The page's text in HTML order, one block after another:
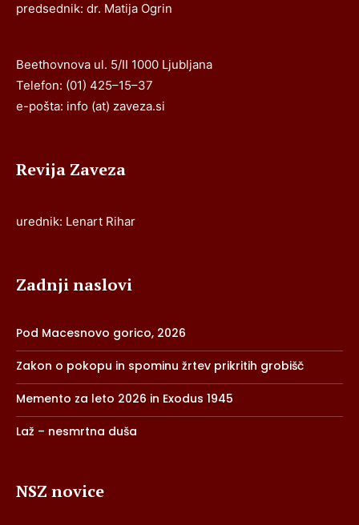
predsednik: dr. Matija Ogrin
Beethovnova ul. 5/II 1000 Ljubljana
Telefon: (01) 425–15–37
e-pošta: info (at) zaveza.si
Revija Zaveza
urednik: Lenart Rihar
Zadnji naslovi
Pod Macesnovo gorico, 2026
Zakon o pokopu in spominu žrtev prikritih grobišč
Memento za leto 2026 in Exodus 1945
Laž – nesmrtna duša
NSZ novice